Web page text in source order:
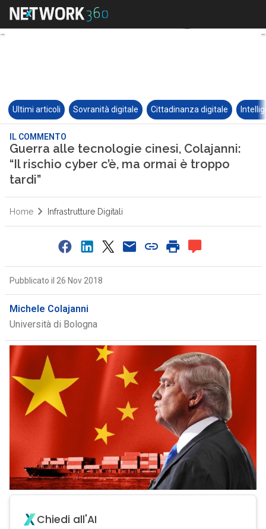
Ultimi articoli Sovranità digitale Cittadinanza digitale
IL COMMENTO
Guerra alle tecnologie cinesi, Colajanni:
“Il rischio cyber c’è, ma ormai è troppo
tardi”
Home Infrastrutture Digitali
Pubblicato il 26 Nov 2018
Michele Colajanni
Università di Bologna
Chiedi all'AI